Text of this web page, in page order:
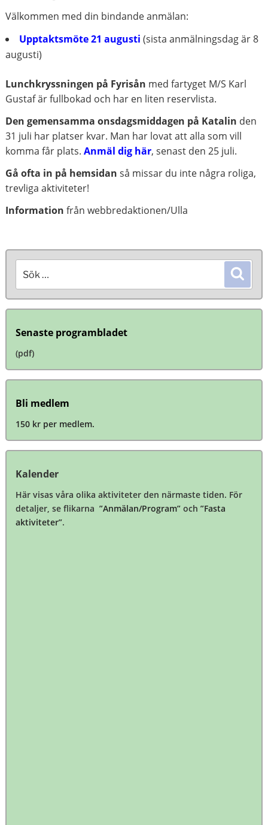
Välkommen med din bindande anmälan:
Upptaktsmöte 21 augusti (sista anmälningsdag är 8
augusti)
Lunchkryssningen på Fyrisån med fartyget M/S Karl
Gustaf är fullbokad och har en liten reservlista.
Den gemensamma onsdagsmiddagen på Katalin den
31 juli har platser kvar. Man har lovat att alla som vill
komma får plats. Anmäl dig här, senast den 25 juli.
Gå ofta in på hemsidan så missar du inte några roliga,
trevliga aktiviteter!
Information från webbredaktionen/Ulla
efter:
Senaste programbladet
(pdf)
Bli medlem
150 kr per medlem.
Kalender
Här visas våra olika aktiviteter den närmaste tiden. För
detaljer, se flikarna ”Anmälan/Program”och ”Fasta
aktiviteter”.